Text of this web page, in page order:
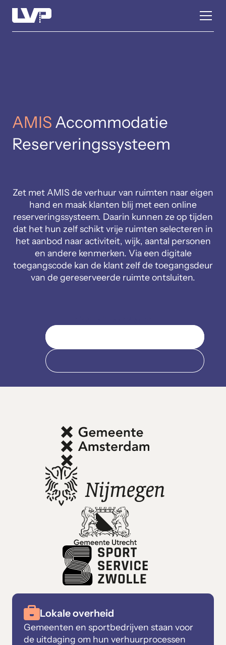
AMIS Accommodatie
Reserveringssysteem
Zet met AMIS de verhuur van ruimten naar eigen
hand en maak klanten blij met een online
reserveringssysteem. Daarin kunnen ze op tijden
dat het hun zelf schikt vrije ruimten selecteren in
het aanbod naar activiteit, wijk, aantal personen
en andere kenmerken. Via een digitale
toegangscode kan de klant zelf de toegangsdeur
van de gereserveerde ruimte ontsluiten.
Lokale overheid
Gemeenten en sportbedrijven staan voor
de uitdaging om hun verhuurprocessen